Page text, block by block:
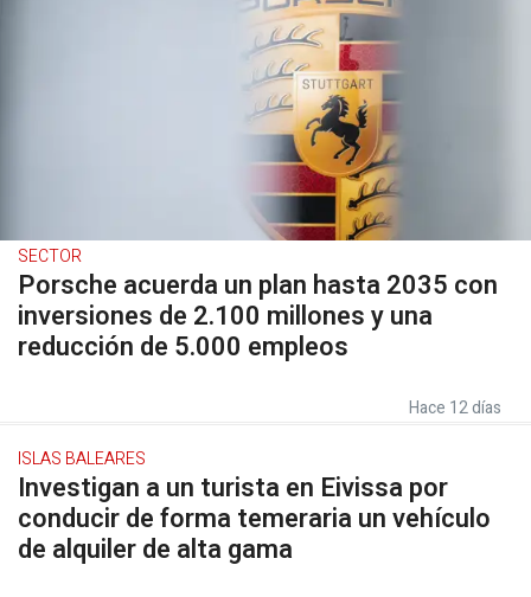
SECTOR
Porsche acuerda un plan hasta 2035 con
inversiones de 2.100 millones y una
reducción de 5.000 empleos
Hace 12 días
ISLAS BALEARES
Investigan a un turista en Eivissa por
conducir de forma temeraria un vehículo
de alquiler de alta gama